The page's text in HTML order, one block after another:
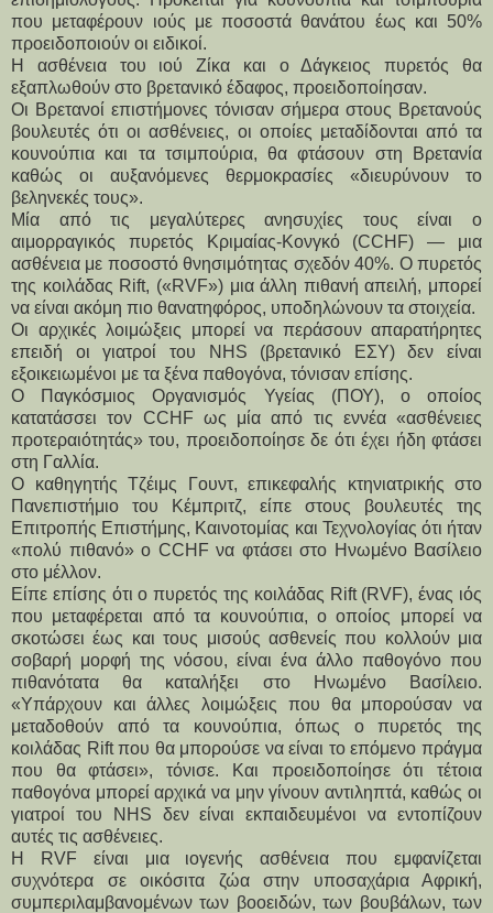
που μεταφέρουν ιούς με ποσοστά θανάτου έως και 50%
προειδοποιούν οι ειδικοί.
Η ασθένεια του ιού Ζίκα και ο Δάγκειος πυρετός θα
εξαπλωθούν στο βρετανικό έδαφος, προειδοποίησαν.
Οι Βρετανοί επιστήμονες τόνισαν σήμερα στους Βρετανούς
βουλευτές ότι οι ασθένειες, οι οποίες μεταδίδονται από τα
κουνούπια και τα τσιμπούρια, θα φτάσουν στη Βρετανία
καθώς οι αυξανόμενες θερμοκρασίες «διευρύνουν το
βεληνεκές τους».
Μία από τις μεγαλύτερες ανησυχίες τους είναι ο
αιμορραγικός πυρετός Κριμαίας-Κονγκό (CCHF) — μια
ασθένεια με ποσοστό θνησιμότητας σχεδόν 40%. Ο πυρετός
της κοιλάδας Rift, («RVF») μια άλλη πιθανή απειλή, μπορεί
να είναι ακόμη πιο θανατηφόρος, υποδηλώνουν τα στοιχεία.
Οι αρχικές λοιμώξεις μπορεί να περάσουν απαρατήρητες
επειδή οι γιατροί του NHS (βρετανικό ΕΣΥ) δεν είναι
εξοικειωμένοι με τα ξένα παθογόνα, τόνισαν επίσης.
Ο Παγκόσμιος Οργανισμός Υγείας (ΠΟΥ), ο οποίος
κατατάσσει τον CCHF ως μία από τις εννέα «ασθένειες
προτεραιότητάς» του, προειδοποίησε δε ότι έχει ήδη φτάσει
στη Γαλλία.
Ο καθηγητής Τζέιμς Γουντ, επικεφαλής κτηνιατρικής στο
Πανεπιστήμιο του Κέμπριτζ, είπε στους βουλευτές της
Επιτροπής Επιστήμης, Καινοτομίας και Τεχνολογίας ότι ήταν
«πολύ πιθανό» ο CCHF να φτάσει στο Ηνωμένο Βασίλειο
στο μέλλον.
Είπε επίσης ότι ο πυρετός της κοιλάδας Rift (RVF), ένας ιός
που μεταφέρεται από τα κουνούπια, ο οποίος μπορεί να
σκοτώσει έως και τους μισούς ασθενείς που κολλούν μια
σοβαρή μορφή της νόσου, είναι ένα άλλο παθογόνο που
πιθανότατα θα καταλήξει στο Ηνωμένο Βασίλειο.
«Υπάρχουν και άλλες λοιμώξεις που θα μπορούσαν να
μεταδοθούν από τα κουνούπια, όπως ο πυρετός της
κοιλάδας Rift που θα μπορούσε να είναι το επόμενο πράγμα
που θα φτάσει», τόνισε. Και προειδοποίησε ότι τέτοια
παθογόνα μπορεί αρχικά να μην γίνουν αντιληπτά, καθώς οι
γιατροί του NHS δεν είναι εκπαιδευμένοι να εντοπίζουν
αυτές τις ασθένειες.
Η RVF είναι μια ιογενής ασθένεια που εμφανίζεται
συχνότερα σε οικόσιτα ζώα στην υποσαχάρια Αφρική,
συμπεριλαμβανομένων των βοοειδών, των βουβάλων, των